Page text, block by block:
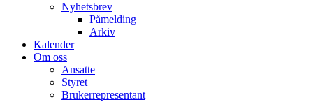
Nyhetsbrev
Påmelding
Arkiv
Kalender
Om oss
Ansatte
Styret
Brukerrepresentant